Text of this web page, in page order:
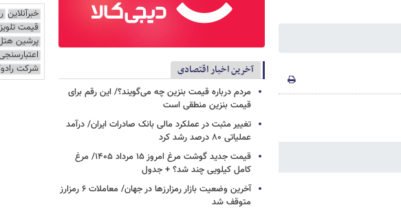
آخرین اخبار اقتصادی
مردم درباره قیمت بنزین چه می‌گویند؟/ این رقم برای
قیمت بنزین منطقی است
تغییر مثبت در عملکرد مالی بانک صادرات ایران/ درآمد
عملیاتی ۸۰ درصد رشد کرد
قیمت جدید گوشت مرغ امروز ۱۵ مرداد ۱۴۰۵/ مرغ
کامل کیلویی چند شد؟ + جدول
آخرین وضعیت بازار رمزارزها در جهان/ معاملات ۶ رمزارز
متوقف شد
خبرآنلاین
قیمت
پرشین
شرکت